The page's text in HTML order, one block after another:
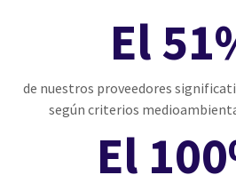
El
de nuestros proveedores
según criterios
El